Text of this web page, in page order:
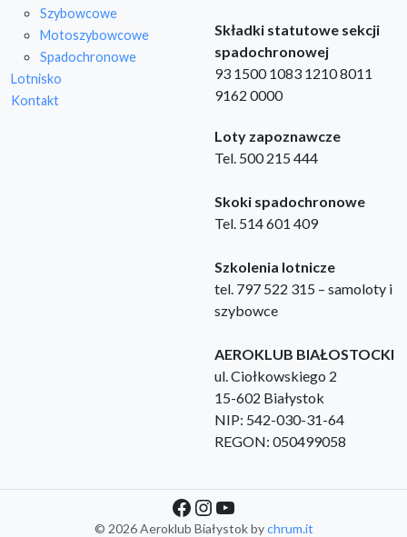
Szybowcowe
Motoszybowcowe
Spadochronowe
Lotnisko
Kontakt
Składki statutowe sekcji
spadochronowej
93 1500 1083 1210 8011
9162 0000
Loty zapoznawcze
Tel. 500 215 444
Skoki spadochronowe
Tel. 514 601 409
Szkolenia lotnicze
tel. 797 522 315 – samoloty i
szybowce
AEROKLUB BIAŁOSTOCKI
ul. Ciołkowskiego 2
15-602 Białystok
NIP: 542-030-31-64
REGON: 050499058
© 2026 Aeroklub Białystok bychrum.it